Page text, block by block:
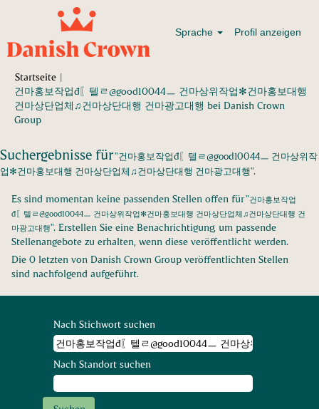
Sprache Profil anzeigen
Startseite |
건마홍보작업đ〖텔ㄹ@good10044ㅡ 건마상위작업✻건마홍보대행
건마상단업체♫건마상단대행 건마광고대행 bei Danish Crown
Group(aktuelle
Suchergebnisse für"건마홍보작업đ〖텔ㄹ@good10044ㅡ 건마상위작
업✻건마홍보대행 건마상단업체♫건마상단대행 건마광고대행".
Es sind momentan keine passenden Stellen offen für "건마홍보작업
đ〖텔ㄹ@good10044ㅡ 건마상위작업✻건마홍보대행 건마상단업체♫건마상단대행 건
마광고대행". Erstellen Sie eine Benachrichtigung, um passende
Stellenangebote zu erhalten, wenn diese veröffentlicht werden.
Die 0 letzten von Danish Crown Group veröffentlichten Stellen
sind nachfolgend aufgeführt.
Nach Stichwort suchen
Nach Standort suchen